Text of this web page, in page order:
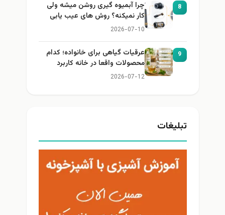
8
چرا آبمیوه گیری روشن میشه ولی
کار نمیکنه؟ روش های عیب یابی
2026-07-10
9
عرقیات گیاهی برای خانواده؛ کدام
محصولات واقعا در خانه کاربرد
دارند؟
2026-07-12
تبلیغات